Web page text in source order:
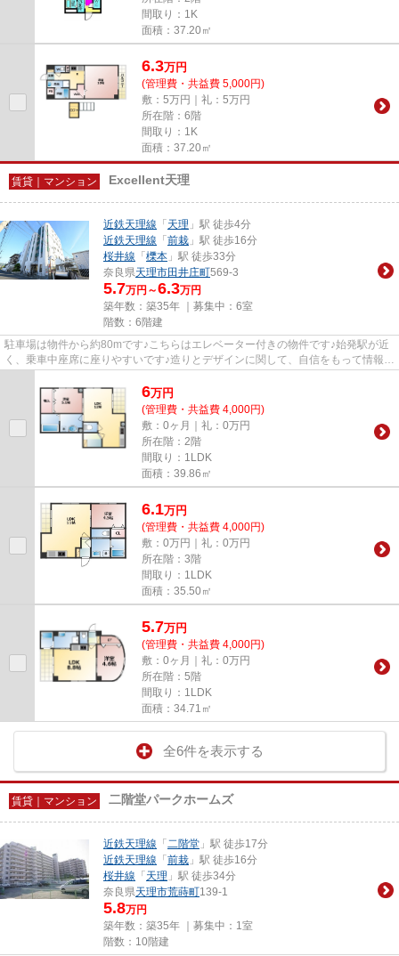
間取り：1K
面積：37.20㎡
6.3万円
(管理費・共益費 5,000円)
敷：5万円｜礼：5万円
所在階：6階
間取り：1K
面積：37.20㎡
賃貸｜マンション Excellent天理
近鉄天理線 「 天理 」駅 徒歩4分
近鉄天理線 「 前栽 」駅 徒歩16分
桜井線 「 櫟本 」駅 徒歩33分
奈良県天理市田井庄町569-3
5.7万円～6.3万円
築年数：築35年 ｜募集中： 6室
階数：6階建
駐車場は物件から約80mです♪こちらはエレベーター付きの物件です♪始発駅が近
く、乗車中座席に座りやすいです♪造りとデザインに関して、自信をもって情報を
6万円
(管理費・共益費 4,000円)
敷：0ヶ月｜礼：0万円
所在階：2階
間取り：1LDK
面積：39.86㎡
6.1万円
(管理費・共益費 4,000円)
敷：0万円｜礼：0万円
所在階：3階
間取り：1LDK
面積：35.50㎡
5.7万円
(管理費・共益費 4,000円)
敷：0ヶ月｜礼：0万円
所在階：5階
間取り：1LDK
面積：34.71㎡
全6件を表示する
賃貸｜マンション 二階堂パークホームズ
近鉄天理線 「 二階堂 」駅 徒歩17分
近鉄天理線 「 前栽 」駅 徒歩16分
桜井線 「 天理 」駅 徒歩34分
奈良県天理市荒蒔町139-1
5.8万円
築年数：築35年 ｜募集中： 1室
階数：10階建